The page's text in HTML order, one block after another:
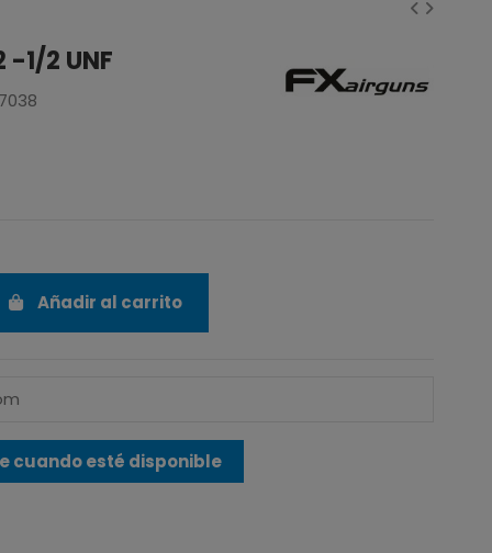
-1/2 UNF
Añadir al carrito